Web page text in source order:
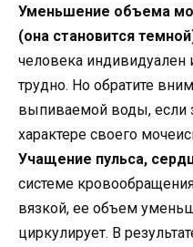
Уменьшение объема
(она становится
человека индивидуален
трудно. Но обратите
выпиваемой воды, если
характере своего
Учащение пульса,
системе
вязкой, ее объем
циркулирует. В